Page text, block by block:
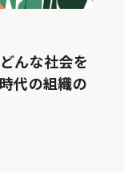
んな社会を
代の組織の